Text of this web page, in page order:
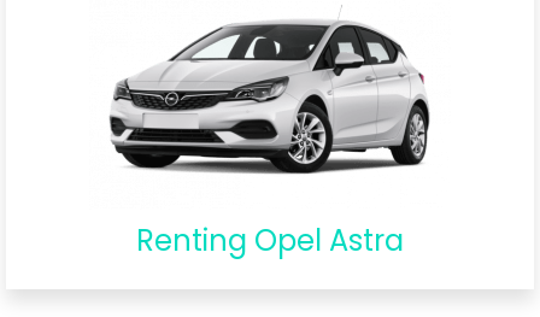
Renting Opel Astra